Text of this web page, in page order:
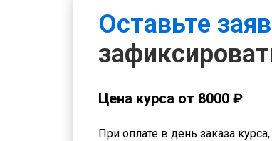
Оставьте
Цена курса от 8000 ₽
При оплате в день заказа